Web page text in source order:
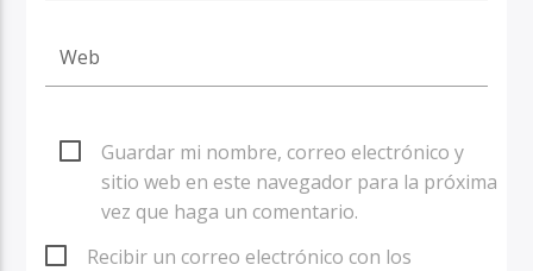
Guardar mi nombre, correo electrónico y
sitio web en este navegador para la próxima
vez que haga un comentario.
Recibir un correo electrónico con los